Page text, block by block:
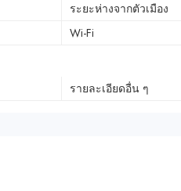
ระยะห่างจากตัวเมือง
Wi-Fi
รายละเอียดอื่น ๆ